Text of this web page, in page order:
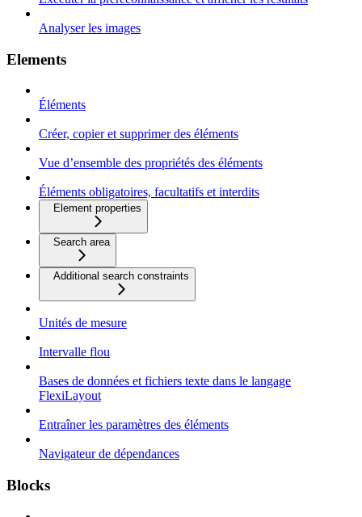
Analyser les images
Elements
Éléments
Créer, copier et supprimer des éléments
Vue d’ensemble des propriétés des éléments
Éléments obligatoires, facultatifs et interdits
Element properties
Search area
Additional search constraints
Unités de mesure
Intervalle flou
Bases de données et fichiers texte dans le langage
FlexiLayout
Entraîner les paramètres des éléments
Navigateur de dépendances
Blocks